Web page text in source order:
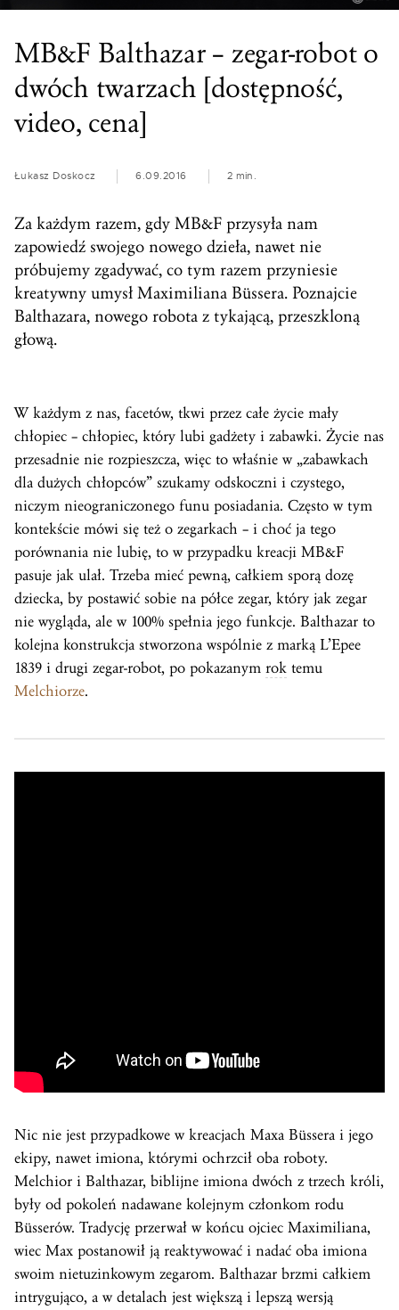
MB&F Balthazar – zegar-robot o
dwóch twarzach [dostępność,
video, cena]
Łukasz Doskocz 6.09.2016 2 min.
Za każdym razem, gdy MB&F przysyła nam
zapowiedź swojego nowego dzieła, nawet nie
próbujemy zgadywać, co tym razem przyniesie
kreatywny umysł Maximiliana Büssera. Poznajcie
Balthazara, nowego robota z tykającą, przeszkloną
głową.
W każdym z nas, facetów, tkwi przez całe życie mały
chłopiec – chłopiec, który lubi gadżety i zabawki. Życie nas
przesadnie nie rozpieszcza, więc to właśnie w „zabawkach
dla dużych chłopców” szukamy odskoczni i czystego,
niczym nieograniczonego funu posiadania. Często w tym
kontekście mówi się też o zegarkach – i choć ja tego
porównania nie lubię, to w przypadku kreacji MB&F
pasuje jak ulał. Trzeba mieć pewną, całkiem sporą dozę
dziecka, by postawić sobie na półce zegar, który jak zegar
nie wygląda, ale w 100% spełnia jego funkcje. Balthazar to
kolejna konstrukcja stworzona wspólnie z marką L’Epee
1839 i drugi zegar-robot, po pokazanym rok temu
Melchiorze.
Nic nie jest przypadkowe w kreacjach Maxa Büssera i jego
ekipy, nawet imiona, którymi ochrzcił oba roboty.
Melchior i Balthazar, biblijne imiona dwóch z trzech króli,
były od pokoleń nadawane kolejnym członkom rodu
Büsserów. Tradycję przerwał w końcu ojciec Maximiliana,
wiec Max postanowił ją reaktywować i nadać oba imiona
swoim nietuzinkowym zegarom. Balthazar brzmi całkiem
intrygująco, a w detalach jest większą i lepszą wersją